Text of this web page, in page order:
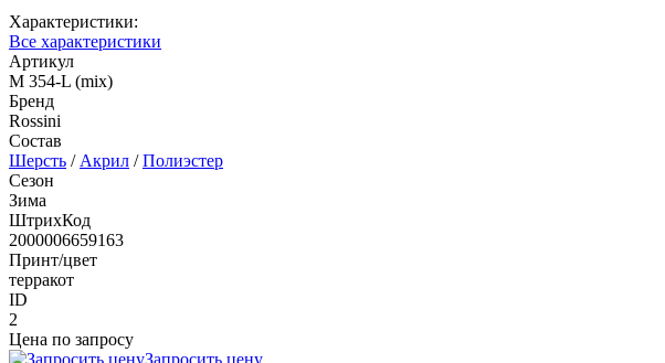
Характеристики:
Все характеристики
Артикул
M 354-L (mix)
Бренд
Rossini
Состав
Шерсть / Акрил /Полиэстер
Сезон
Зима
ШтрихКод
2000006659163
Принт/цвет
терракот
ID
2
Цена по запросу
Запросить цену